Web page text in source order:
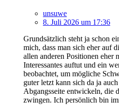
unsuwe
8. Juli 2026 um 17:36
Grundsätzlich steht ja schon
mich, dass man sich eher auf
allen anderen Positionen eher
Interessantes auftut und ein
beobachtet, um mögliche
guter letzt kann sich da ja
Abgangsseite entwickeln, die
zwingen. Ich persönlich bin